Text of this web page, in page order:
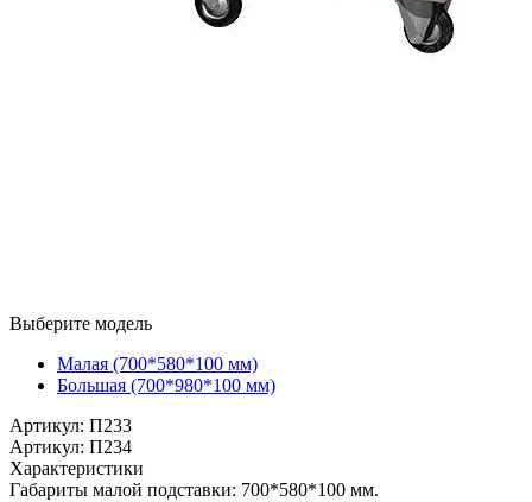
Выберите модель
Малая (700*580*100 мм)
Большая (700*980*100 мм)
Артикул: П233
Артикул: П234
Характеристики
Габариты малой подставки: 700*580*100 мм.